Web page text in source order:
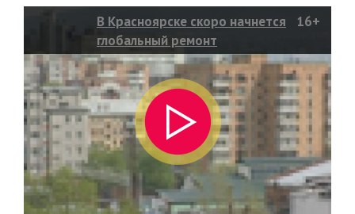
В Красноярске скоро начнется
глобальный ремонт
водоснабжающих сетей
16+